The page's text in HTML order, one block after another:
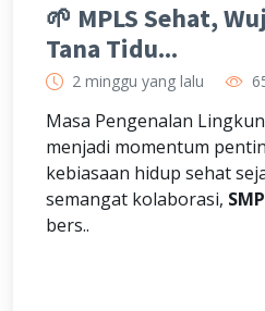
🌱 MPLS Sehat,
Tana Tidu...
2 minggu yang lalu
Masa Pengenalan
menjadi momentum
kebiasaan hidup sehat
semangat kolaborasi,
bers..